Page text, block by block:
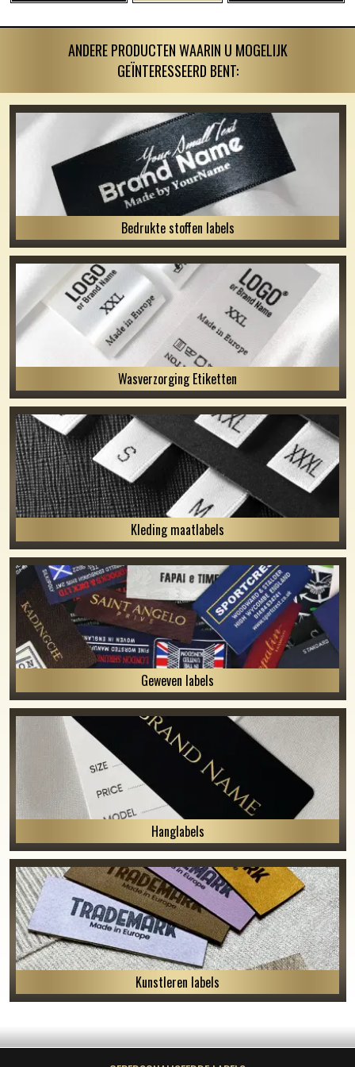
ANDERE PRODUCTEN WAARIN U MOGELIJK
GEÏNTERESSEERD BENT:
Bedrukte stoffen labels
Wasverzorging Etiketten
Kleding maatlabels
Geweven labels
Hanglabels
Kunstleren labels